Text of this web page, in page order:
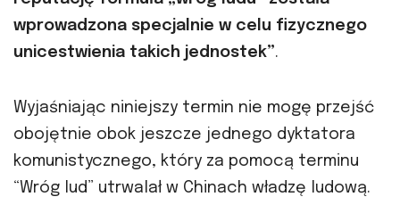
wprowadzona specjalnie w celu fizycznego
unicestwienia takich jednostek”.
Wyjaśniając niniejszy termin nie mogę przejść
obojętnie obok jeszcze jednego dyktatora
komunistycznego, który za pomocą terminu
“Wróg lud” utrwalał w Chinach władzę ludową.